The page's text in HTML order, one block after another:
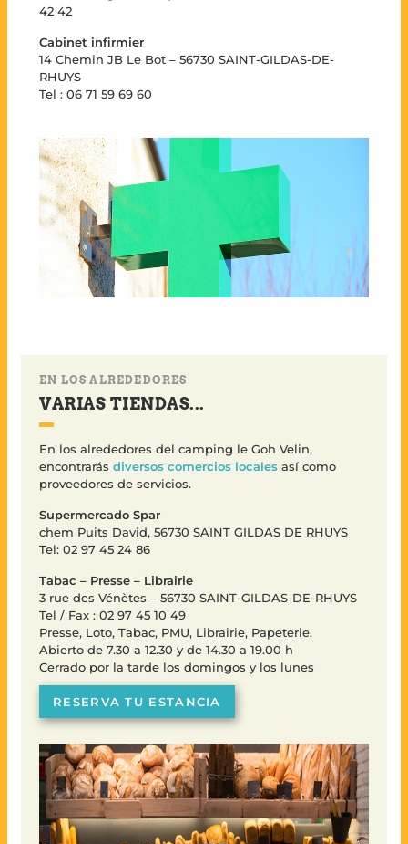
42 42
Cabinet infirmier
14 Chemin JB Le Bot – 56730 SAINT-GILDAS-DE-
RHUYS
Tel : 06 71 59 69 60
EN LOS ALREDEDORES
VARIAS TIENDAS...
En los alrededores del camping le Goh Velin,
encontrarás diversos comercios locales así como
proveedores de servicios.
Supermercado Spar
chem Puits David, 56730 SAINT GILDAS DE RHUYS
Tel: 02 97 45 24 86
Tabac – Presse – Librairie
3 rue des Vénètes – 56730 SAINT-GILDAS-DE-RHUYS
Tel / Fax : 02 97 45 10 49
Presse, Loto, Tabac, PMU, Librairie, Papeterie.
Abierto de 7.30 a 12.30 y de 14.30 a 19.00 h
Cerrado por la tarde los domingos y los lunes
RESERVA TU ESTANCIA